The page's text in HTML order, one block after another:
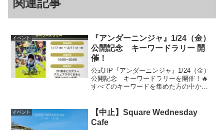
関連記事
イベント
『アンダーニンジャ』1/24（金）
公開記念 キーワードラリー 開
催！
公式HP『アンダーニンジャ』1/24（金）
公開記念 キーワードラリーを開催！🔥
すべてのキーワードを集めた方の中から
1/17（金）～2/11（火・祝） 【開催時
間】10:00...
イベント
【中止】Square Wednesday
Cafe